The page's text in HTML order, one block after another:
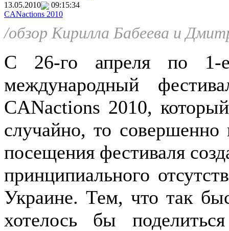
13.05.2010
09:15:34
CANactions 2010
/обзор Кирилла Бабеева и
C 26-го апреля по
международный
CANactions 2010,
случайно, то
посещения фестиваля
принципиального
Украине. Тем, что так
хотелось бы